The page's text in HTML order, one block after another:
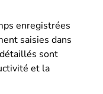
enregistrées
saisies dans
sont
et la